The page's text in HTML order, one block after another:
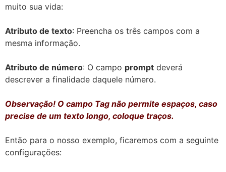
muito sua vida:
Atributo de texto: Preencha os três campos com a
mesma informação.
Atributo de número: O campo prompt deverá
descrever a finalidade daquele número.
Observação! O campo Tag não permite espaços, caso
precise de um texto longo, coloque traços.
Então para o nosso exemplo, ficaremos com a seguinte
configurações: